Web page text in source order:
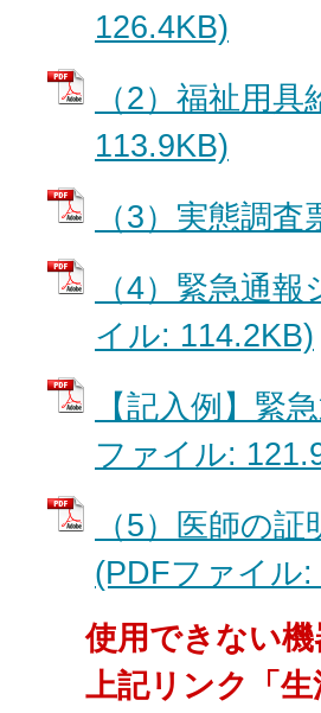
126.4KB)
（2）福祉用
113.9KB)
（3）実態調
（4）緊急通
イル: 114.2KB)
【記入例】緊
ファイル:
（5）医師の
(PDFファイル:
使用できない機
上記リンク「生